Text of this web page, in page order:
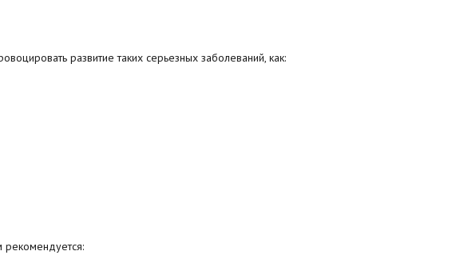
развитие таких серьезных заболеваний, как:
рекомендуется: